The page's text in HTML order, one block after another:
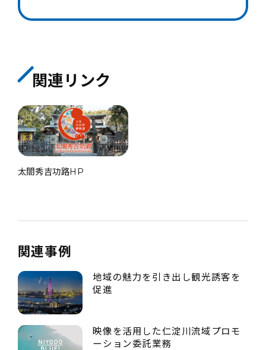
関連リンク
太閤秀吉功路HP
関連事例
地域の魅力を引き出し観光誘客を
促進
映像を活用した仁淀川流域プロモ
ーション委託業務